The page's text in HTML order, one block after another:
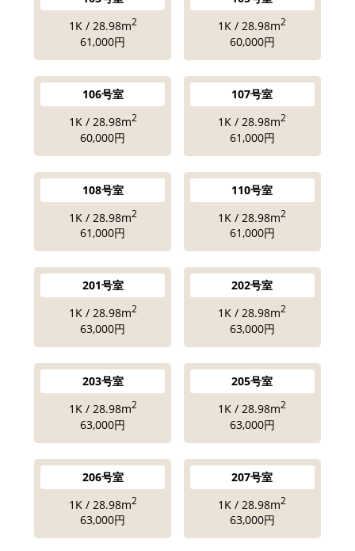
1K / 28.98m2
61,000円
1K / 28.98m2
60,000円
106号室
1K / 28.98m2
60,000円
107号室
1K / 28.98m2
61,000円
108号室
1K / 28.98m2
61,000円
110号室
1K / 28.98m2
61,000円
201号室
1K / 28.98m2
63,000円
202号室
1K / 28.98m2
63,000円
203号室
1K / 28.98m2
63,000円
205号室
1K / 28.98m2
63,000円
206号室
1K / 28.98m2
63,000円
207号室
1K / 28.98m2
63,000円